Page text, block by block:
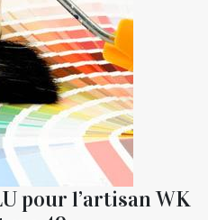
pour l’artisan WK